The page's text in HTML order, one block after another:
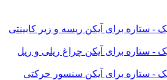
ریسه و زیر کابینتی
چراغ ریلی و ریل
سنسور حرکتی